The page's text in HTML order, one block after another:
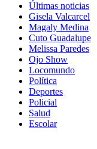
Últimas noticias
Gisela Valcarcel
Magaly Medina
Cuto Guadalupe
Melissa Paredes
Ojo Show
Locomundo
Política
Deportes
Policial
Salud
Escolar